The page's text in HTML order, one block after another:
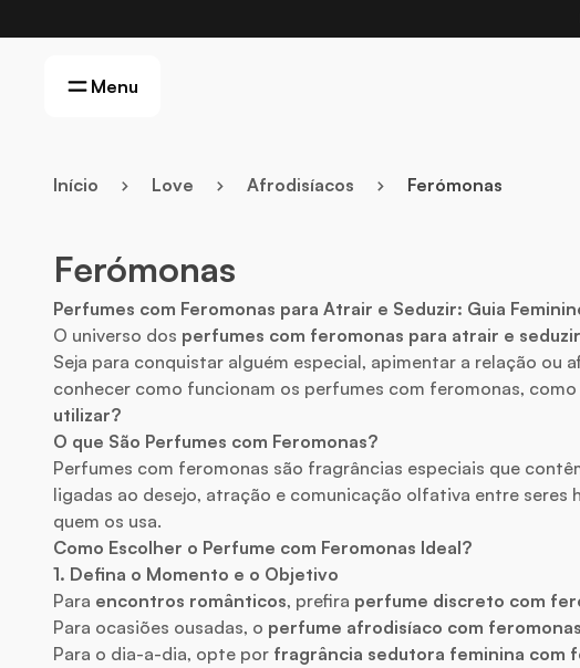
Menu
Início Love Afrodisíacos Ferómonas
Ferómonas
Perfumes com Feromonas para Atrair e Seduzir: Guia
O universo dos perfumes com feromonas para atrair e seduzir
Seja para conquistar alguém especial, apimentar a relação
conhecer como funcionam os perfumes com feromonas,
utilizar?
O que São Perfumes com Feromonas?
Perfumes com feromonas são fragrâncias especiais que
ligadas ao desejo, atração e comunicação olfativa entre
quem os usa.
Como Escolher o Perfume com Feromonas Ideal?
1. Defina o Momento e o Objetivo
Para encontros românticos, prefira perfume discreto com
Para ocasiões ousadas, o perfume afrodisíaco com feromonas
Para o dia-a-dia, opte por fragrância sedutora feminina com